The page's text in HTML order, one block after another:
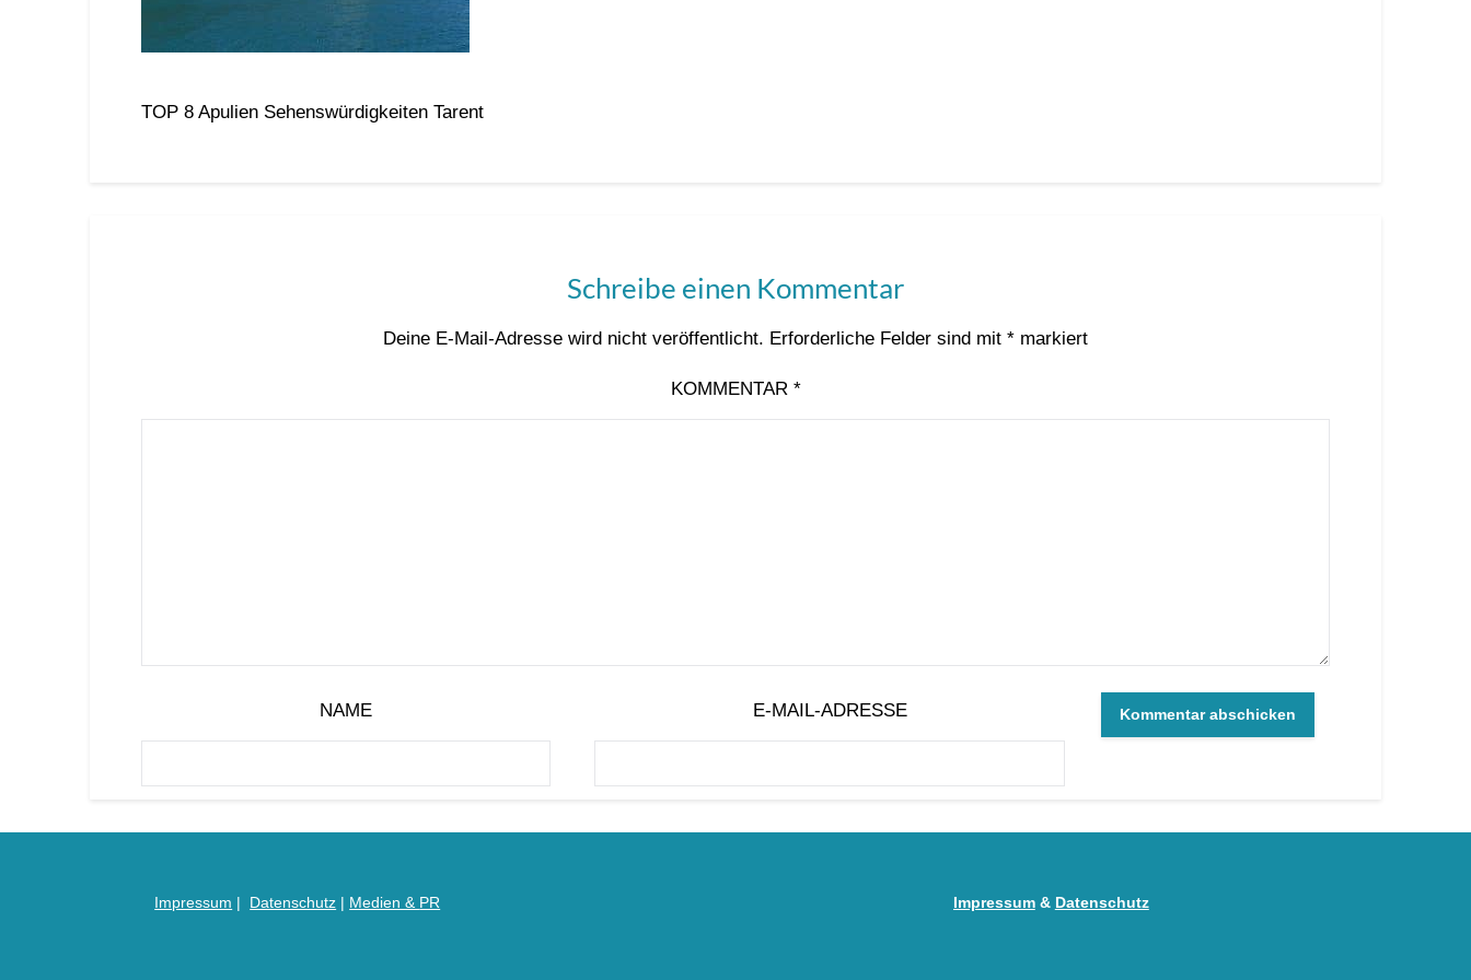
TOP 8 Apulien Sehenswürdigkeiten Tarent
Schreibe einen Kommentar
Deine E-Mail-Adresse wird nicht veröffentlicht. Erforderliche Felder sind mit * markiert
KOMMENTAR *
NAME E-MAIL-ADRESSE
Impressum | Datenschutz | Medien & PR Impressum& Datenschutz